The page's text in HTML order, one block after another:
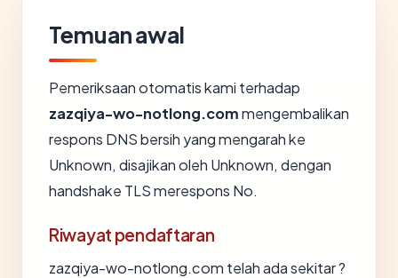
Temuan awal
Pemeriksaan otomatis kami terhadap
zazqiya-wo-notlong.commengembalikan
respons DNS bersih yang mengarah ke
Unknown, disajikan oleh Unknown, dengan
handshake TLS merespons No.
Riwayat pendaftaran
zazqiya-wo-notlong.com telah ada sekitar ?